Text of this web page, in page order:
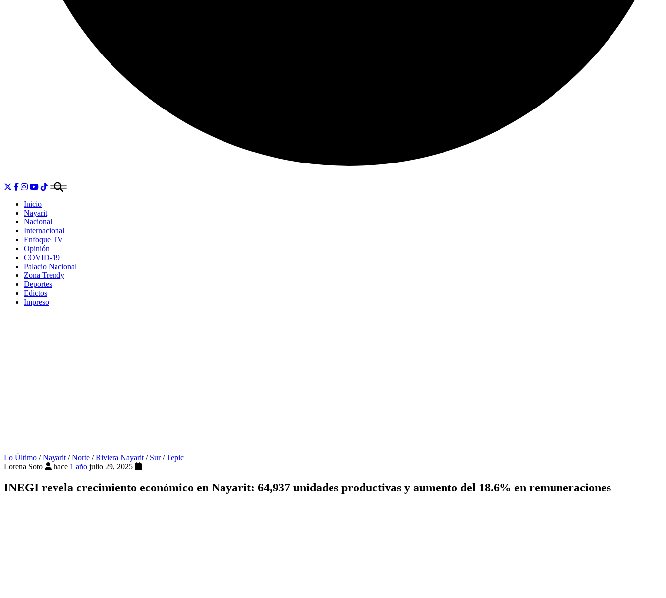
Inicio
Nayarit
Nacional
Internacional
Enfoque TV
Opinión
COVID-19
Palacio Nacional
Zona Trendy
Deportes
Edictos
Impreso
Lo Último /Nayarit/Norte /Riviera Nayarit/ Sur/Tepic
Lorena Soto
hace 1 año julio 29, 2025
INEGI revela crecimiento económico en Nayarit: 64,937 unidades productivas y aumento del 18.6% en remuneraciones